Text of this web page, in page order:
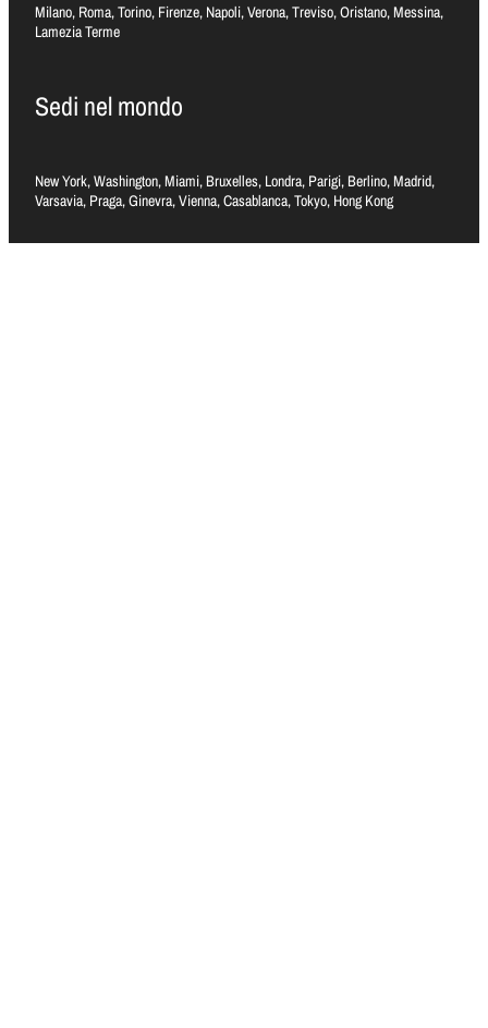
Milano, Roma, Torino, Firenze, Napoli, Verona, Treviso, Oristano, Messina,
Lamezia Terme
Sedi nel mondo
New York, Washington, Miami, Bruxelles, Londra, Parigi, Berlino, Madrid,
Varsavia, Praga, Ginevra, Vienna, Casablanca, Tokyo, Hong Kong